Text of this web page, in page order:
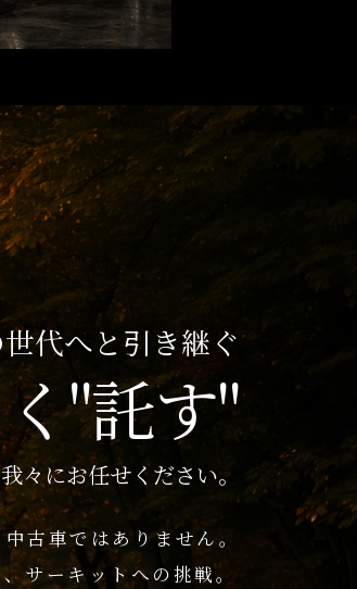
代へと引き継ぐ
"託す"
々にお任せください。
古車ではありません。
サーキットへの挑戦。